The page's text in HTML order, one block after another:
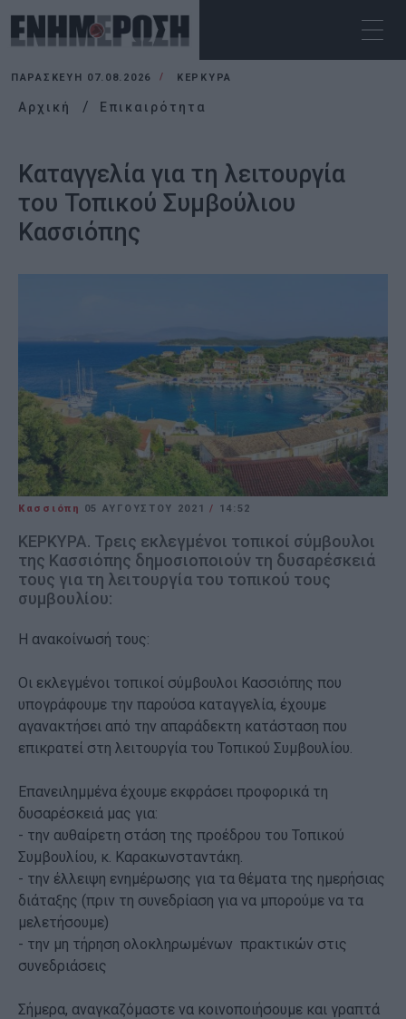
ΠΑΡΑΣΚΕΥΉ 07.08.2026 ΚΕΡΚΥΡΑ
Αρχική Επικαιρότητα
Καταγγελία για τη λειτουργία
του Τοπικού Συμβούλιου
Κασσιόπης
Κασσιόπη 05 ΑΥΓΟΎΣΤΟΥ 2021/ 14:52
ΚΕΡΚΥΡΑ. Τρεις εκλεγμένοι τοπικοί σύμβουλοι
της Κασσιόπης δημοσιοποιούν τη δυσαρέσκειά
τους για τη λειτουργία του τοπικού τους
συμβουλίου:
Η ανακοίνωσή τους:
Οι εκλεγμένοι τοπικοί σύμβουλοι Κασσιόπης που
υπογράφουμε την παρούσα καταγγελία, έχουμε
αγανακτήσει από την απαράδεκτη κατάσταση που
επικρατεί στη λειτουργία του Τοπικού Συμβουλίου.
Επανειλημμένα έχουμε εκφράσει προφορικά τη
δυσαρέσκειά μας για:
- την αυθαίρετη στάση της προέδρου του Τοπικού
Συμβουλίου, κ. Καρακωνσταντάκη.
- την έλλειψη ενημέρωσης για τα θέματα της ημερήσιας
διάταξης (πριν τη συνεδρίαση για να μπορούμε να τα
μελετήσουμε)
- την μη τήρηση ολοκληρωμένων πρακτικών στις
συνεδριάσεις
Σήμερα, αναγκαζόμαστε να κοινοποιήσουμε και γραπτά